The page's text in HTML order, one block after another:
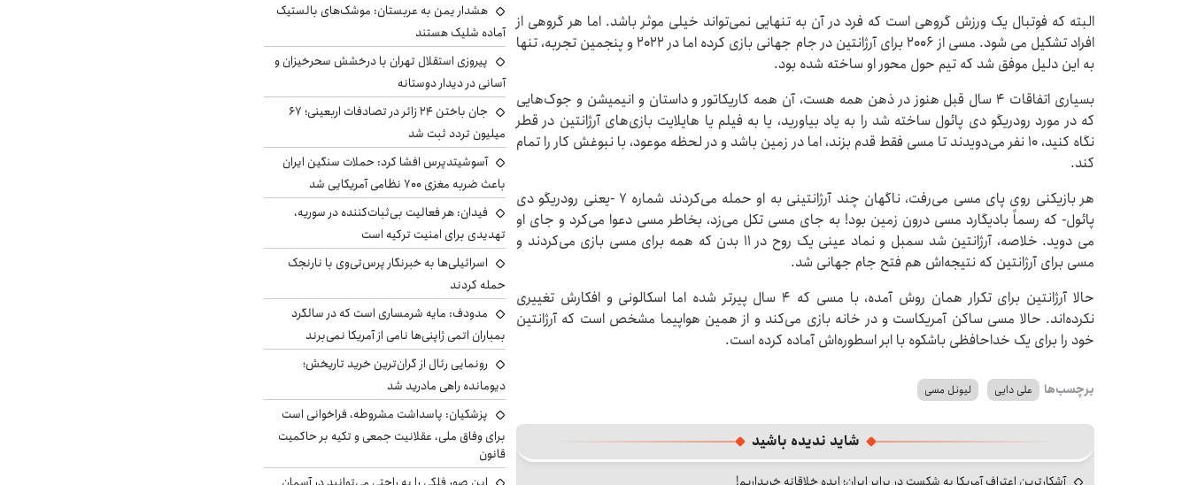
البته که فوتبال یک ورزش گروهی است که فرد در آن به تنهایی نمی‌تواند خیلی موثر باشد. اما هر گروهی از
افراد تشکیل می شود. مسی از ۲۰۰۶ برای آرژانتین در جام جهانی بازی کرده اما در ۲۰۲۲ و پنجمین تجربه، تنها
به این دلیل موفق شد که تیم حول محور او ساخته شده بود.
بسیاری اتفاقات ۴ سال قبل هنوز در ذهن همه هست، آن همه کاریکاتور و داستان و انیمیشن و جوک‌هایی
که در مورد رودریگو دی پائول ساخته شد را به یاد بیاورید، یا به فیلم یا هایلایت بازی‌های آرژانتین در قطر
نگاه کنید، ۱۰ نفر می‌دویدند تا مسی فقط قدم بزند، اما در زمین باشد و در لحظه موعود، با نبوغش کار را تمام
کند.
هر بازیکنی روی پای مسی می‌رفت، ناگهان چند آرژانتینی به او حمله می‌کردند شماره ۷ -یعنی رودریگو دی
پائول- که رسماً بادیگارد مسی درون زمین بود! به جای مسی تکل می‌زد، بخاطر مسی دعوا می‌کرد و جای او
می دوید. خلاصه، آرژانتین شد سمبل و نماد عینی یک روح در ۱۱ بدن که همه برای مسی بازی می‌کردند و
مسی برای آرژانتین که نتیجه‌اش هم فتح جام جهانی شد.
حالا آرژانتین برای تکرار همان روش آمده، با مسی که ۴ سال پیرتر شده اما اسکالونی و افکارش تغییری
نکرده‌اند. حالا مسی ساکن آمریکاست و در خانه بازی می‌کند و از همین هواپیما مشخص است که آرژانتین
خود را برای یک خداحافظی باشکوه با ابر اسطوره‌اش آماده کرده است.
برچسب‌ها علی دایی لیونل مسی
شاید ندیده باشید
هشدار یمن به عربستان: موشک‌های بالستیک
آماده شلیک هستند
پیروزی استقلال تهران با درخشش سحرخیزان و
آسانی در دیدار دوستانه
جان باختن ۲۴ زائر در تصادفات اربعینی؛ ۶۷
میلیون تردد ثبت شد
آسوشیتدپرس افشا کرد: حملات سنگین ایران
باعث ضربه مغزی ۷۰۰ نظامی آمریکایی شد
فیدان: هر فعالیت بی‌ثبات‌کننده در سوریه،
تهدیدی برای امنیت ترکیه است
اسرائیلی‌ها به خبرنگار پرس‌تی‌وی با نارنجک
حمله کردند
مدودف: مایه شرمساری است که در سالگرد
بمباران اتمی ژاپنی‌ها نامی از آمریکا نمی‌برند
رونمایی رئال از گران‌ترین خرید تاریخش؛
دیومانده راهی مادرید شد
پزشکیان: پاسداشت مشروطه، فراخوانی است
برای وفاق ملی، عقلانیت جمعی و تکیه بر حاکمیت
قانون